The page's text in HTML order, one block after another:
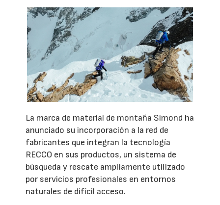
La marca de material de montaña Simond ha
anunciado su incorporación a la red de
fabricantes que integran la tecnología
RECCO en sus productos, un sistema de
búsqueda y rescate ampliamente utilizado
por servicios profesionales en entornos
naturales de difícil acceso.